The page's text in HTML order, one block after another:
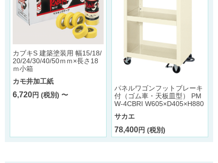
カブキS 建築塗装用 幅15/18/
20/24/30/40/50ｍｍ×長さ18
ｍ小箱
カモ井加工紙
6,720円 (税別) 〜
パネルワゴンフットブレーキ
付（ゴム車・天板皿型） PM
W-4CBRI W605×D405×H880
サカエ
78,400円 (税別)